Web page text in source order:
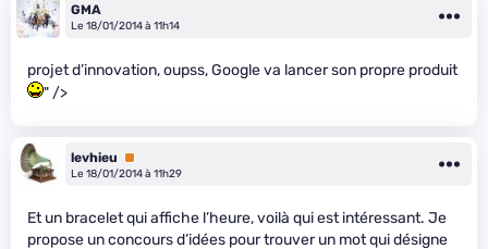
GMA
Le 18/01/2014 à 11h14
projet d’innovation, oupss, Google va lancer son propre produit
" />
levhieu
Premium
Le 18/01/2014 à 11h29
Et un bracelet qui affiche l’heure, voilà qui est intéressant. Je
propose un concours d’idées pour trouver un mot qui désigne